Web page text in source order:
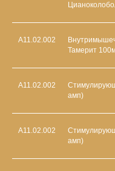
А11.02.002
Тамерит
А11.02.002
амп)
А11.02.002
амп)